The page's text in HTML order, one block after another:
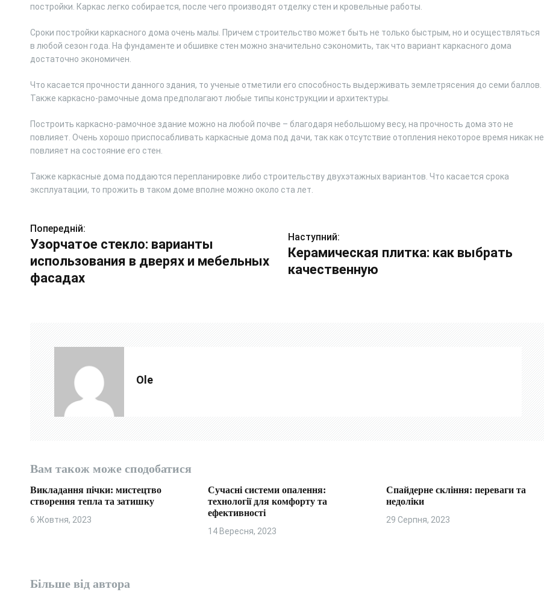
постройки. Каркас легко собирается, после чего производят отделку стен и кровельные работы.
Сроки постройки каркасного дома очень малы. Причем строительство может быть не только быстрым, но и осуществляться
в любой сезон года. На фундаменте и обшивке стен можно значительно сэкономить, так что вариант каркасного дома
достаточно экономичен.
Что касается прочности данного здания, то ученые отметили его способность выдерживать землетрясения до семи баллов.
Также каркасно-рамочные дома предполагают любые типы конструкции и архитектуры.
Построить каркасно-рамочное здание можно на любой почве – благодаря небольшому весу, на прочность дома это не
повлияет. Очень хорошо приспосабливать каркасные дома под дачи, так как отсутствие отопления некоторое время никак не
повлияет на состояние его стен.
Также каркасные дома поддаются перепланировке либо строительству двухэтажных вариантов. Что касается срока
эксплуатации, то прожить в таком доме вполне можно около ста лет.
Н
а
в
п
и
Попередній:
Узорчатое стекло: варианты
использования в дверях и мебельных
фасадах
Наступний:
Керамическая плитка: как выбрать
качественную
Ole
Вам також може сподобатися
Викладання пічки: мистецтво
створення тепла та затишку
6 Жовтня, 2023
Сучасні системи опалення:
технології для комфорту та
ефективності
14 Вересня, 2023
Спайдерне скління: переваги та
недоліки
29 Серпня, 2023
Більше від автора